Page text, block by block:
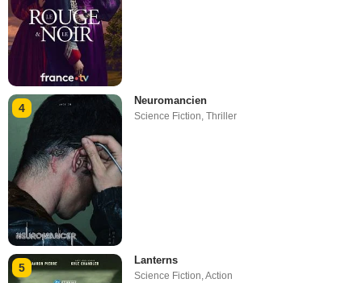
4
Neuromancien
Science Fiction,Thriller
5
Lanterns
Science Fiction,Action